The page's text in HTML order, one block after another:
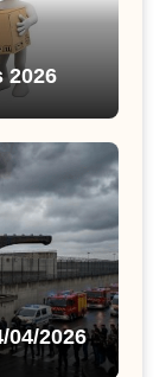
2026
04/2026